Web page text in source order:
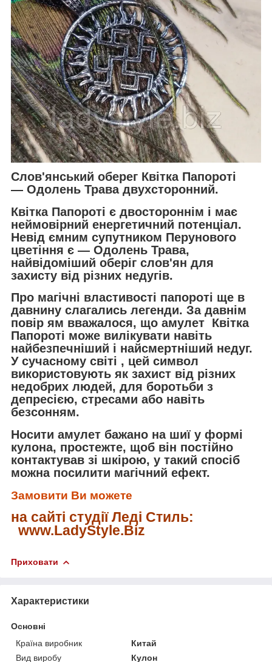
Слов'янський оберег Квітка Папороті
— Одолень Трава двухсторонний.
Квітка Папороті є двостороннім і має
неймовірний енергетичний потенціал.
Невід ємним супутником Перунового
цветіння є — Одолень Трава,
найвідоміший оберіг слов'ян для
захисту від різних недугів.
Про магічні властивості папороті ще в
давнину слагались легенди. За давнім
повір ям вважалося, що амулет Квітка
Папороті може вилікувати навіть
найбезпечніший і найсмертніший недуг.
У сучасному світі , цей символ
використовують як захист від різних
недобрих людей, для боротьби з
депресією, стресами або навіть
безсонням.
Носити амулет бажано на шиї у формі
кулона, простежте, щоб він постійно
контактував зі шкірою, у такий спосіб
можна посилити магічний ефект.
Замовити Ви можете
на сайті студії Леді Стиль:
www.LadyStyle.Biz
Приховати
Характеристики
Основні
Країна виробник
Китай
Вид виробу
Кулон